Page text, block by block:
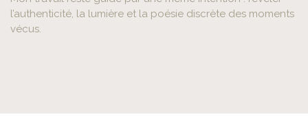
l’authenticité, la lumière et la poésie discrète des moments
vécus.